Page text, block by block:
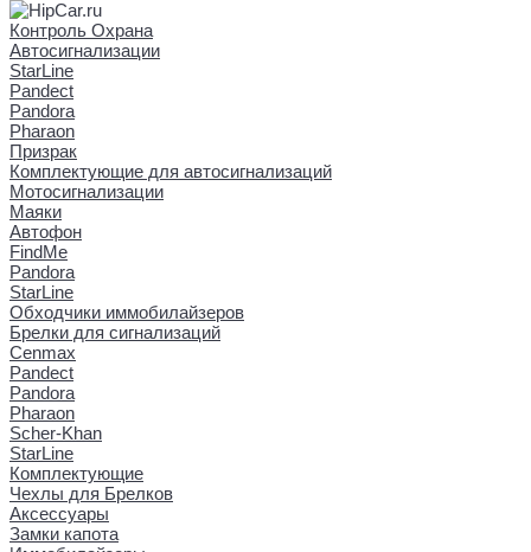
Контроль Охрана
Автосигнализации
StarLine
Pandect
Pandora
Pharaon
Призрак
Комплектующие для автосигнализаций
Мотосигнализации
Маяки
Автофон
FindMe
Pandora
StarLine
Обходчики иммобилайзеров
Брелки для сигнализаций
Cenmax
Pandect
Pandora
Pharaon
Scher-Khan
StarLine
Комплектующие
Чехлы для Брелков
Аксессуары
Замки капота